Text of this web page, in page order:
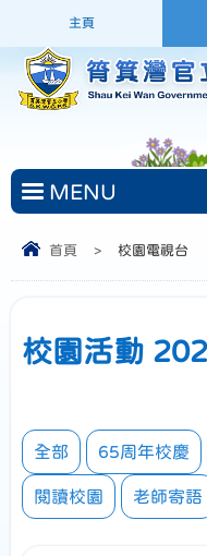
主頁
MENU
首頁 > 校園電視台
校園活動
全部 65周年校慶
閱讀校園 老師寄語